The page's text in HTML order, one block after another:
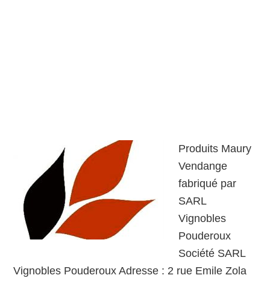
Produits Maury
Vendange
fabriqué par
SARL
Vignobles
Pouderoux
Société SARL
Vignobles Pouderoux Adresse : 2 rue Emile Zola